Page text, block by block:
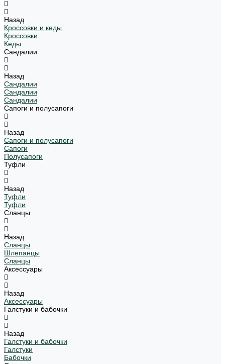
Назад
Кроссовки и кеды
Кроссовки
Кеды
Сандалии
Назад
Сандалии
Сандалии
Сандалии
Сапоги и полусапоги
Назад
Сапоги и полусапоги
Сапоги
Полусапоги
Туфли
Назад
Туфли
Туфли
Сланцы
Назад
Сланцы
Шлепанцы
Сланцы
Аксессуары
Назад
Аксессуары
Галстуки и бабочки
Назад
Галстуки и бабочки
Галстуки
Бабочки